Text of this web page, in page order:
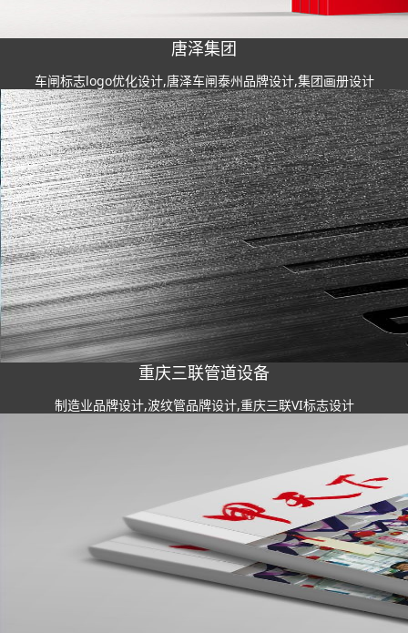
唐泽集团
车闸标志logo优化设计,唐泽车闸泰州品牌设计,集团画册设计
重庆三联管道设备
制造业品牌设计,波纹管品牌设计,重庆三联VI标志设计